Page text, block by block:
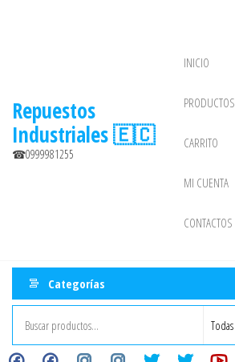
Repuestos
Industriales 🇪🇨
☎0999981255
INICIO
PRODUCTOS
CARRITO
MI CUENTA
CONTACTOS
Categorías